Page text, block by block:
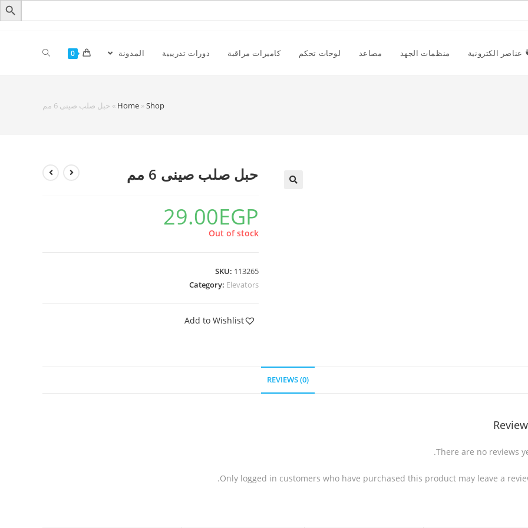
عناصر الكترونية منظمات الجهد مصاعد لوحات تحكم كاميرات مراقبة دورات تدريبية المدونة 0
Home »Shop
» حبل صلب صينى 6 مم
حبل صلب صينى 6 مم
29.00EGP
Out of stock
SKU: 113265
Category: Elevators
Add to Wishlist
REVIEWS (0)
There are no reviews
Only logged in customers who have purchased this product may leave a